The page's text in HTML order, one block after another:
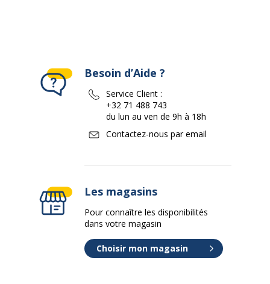
Besoin d’Aide ?
Service Client :
+32 71 488 743
du lun au ven de 9h à 18h
Contactez-nous par email
Les magasins
Pour connaître les disponibilités
dans votre magasin
Choisir mon magasin